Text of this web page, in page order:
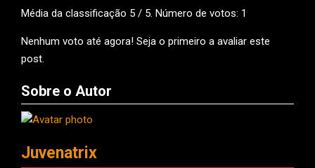
Média da classificação 5 / 5. Número de votos: 1
Nenhum voto até agora! Seja o primeiro a avaliar este
post.
Sobre o Autor
Juvenatrix